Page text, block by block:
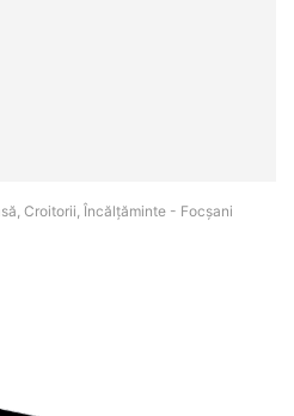
Croitorii, Încălțăminte - Focşani